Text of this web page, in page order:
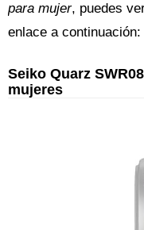
para mujer, puedes
enlace a continuación:
Seiko Quarz
mujeres